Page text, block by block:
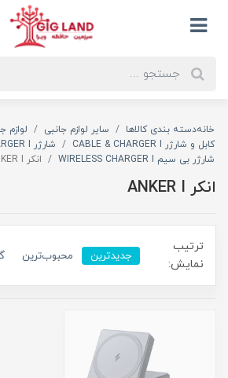
خانهدسته بندی کالاها سایر لوازم جانبی
لوازم
کابل و شارژر CABLE & CHARGER I
شارژر CHARGER I
شارژر بی سیم WIRELESS CHARGER I
انکر ANKER I
انکر ANKER I
ترتیب
نمایش:
جدیدترین محبوب‌ترین